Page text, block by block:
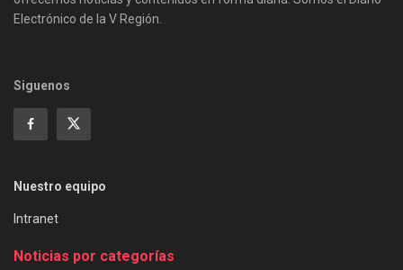
Electrónico de la V Región.
Siguenos
Nuestro equipo
Intranet
Noticias por categorías